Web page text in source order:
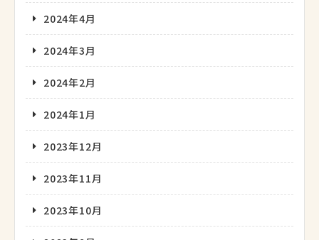
2024年4月
2024年3月
2024年2月
2024年1月
2023年12月
2023年11月
2023年10月